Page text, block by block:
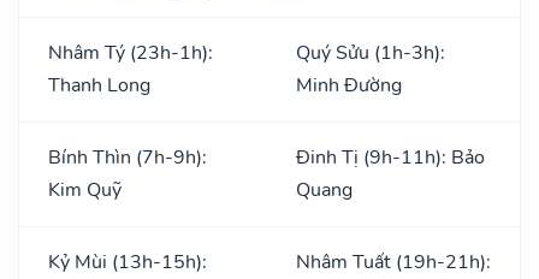
Nhâm Tý (23h-1h):
Thanh Long
Quý Sửu (1h-3h):
Minh Đường
Bính Thìn (7h-9h):
Kim Quỹ
Đinh Tị (9h-11h): Bảo
Quang
Kỷ Mùi (13h-15h):
Nhâm Tuất (19h-21h):